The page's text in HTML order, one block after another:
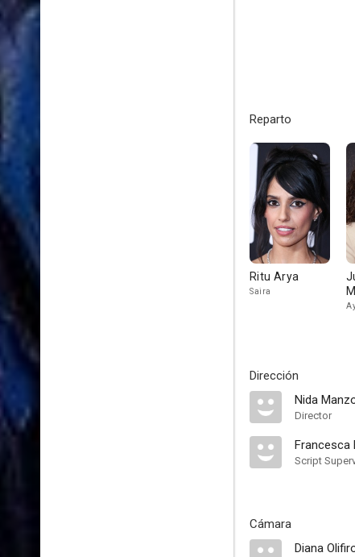
Reparto
Ritu Arya
Saira
Dirección
Nida
Director
Francesca
Script
Cámara
Diana